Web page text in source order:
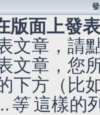
版面上發
文章，請
文章，您
下方（比
等這樣的